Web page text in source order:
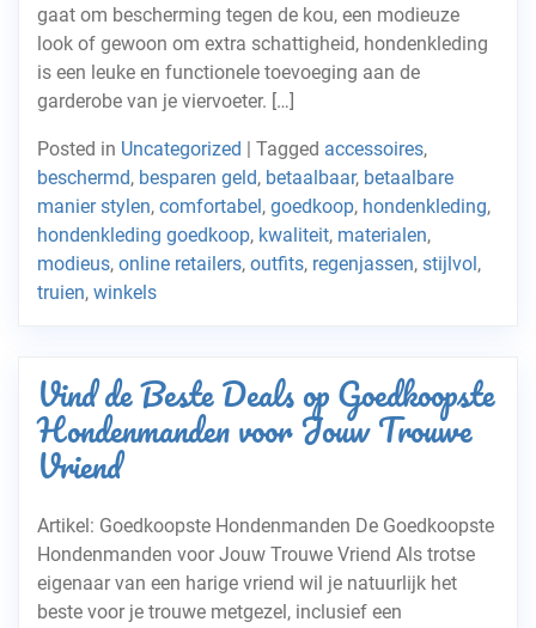
gaat om bescherming tegen de kou, een modieuze
look of gewoon om extra schattigheid, hondenkleding
is een leuke en functionele toevoeging aan de
garderobe van je viervoeter. […]
Posted in Uncategorized Tagged accessoires,
beschermd, besparen geld, betaalbaar, betaalbare
manier stylen, comfortabel , goedkoop, hondenkleding,
hondenkleding goedkoop, kwaliteit, materialen,
modieus, online retailers, outfits, regenjassen, stijlvol ,
truien, winkels
Vind de Beste Deals op Goedkoopste
Hondenmanden voor Jouw Trouwe
Vriend
Artikel: Goedkoopste Hondenmanden De Goedkoopste
Hondenmanden voor Jouw Trouwe Vriend Als trotse
eigenaar van een harige vriend wil je natuurlijk het
beste voor je trouwe metgezel, inclusief een